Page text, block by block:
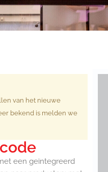
van het nieuwe
bekend is melden we
een geïntegreerd